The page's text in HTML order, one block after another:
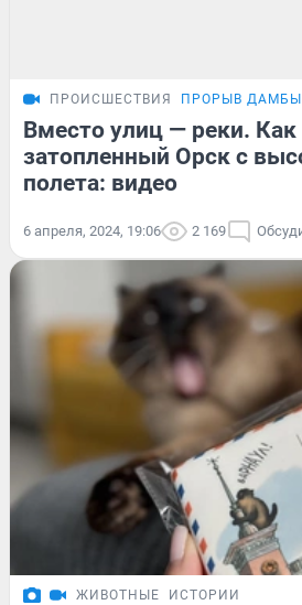
ПРОИСШЕСТВИЯ ПРОРЫВ ДАМБЫ
Вместо улиц — реки.
затопленный Орск с
полета: видео
6 апреля, 2024, 19:06 2 169
ЖИВОТНЫЕ ИСТОРИИ